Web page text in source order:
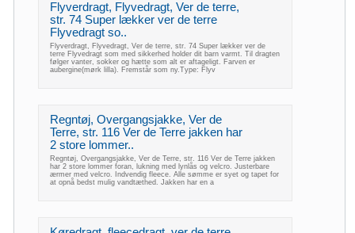
Flyverdragt, Flyvedragt, Ver de terre,
str. 74 Super lækker ver de terre
Flyvedragt so..
Flyverdragt, Flyvedragt, Ver de terre, str. 74 Super lækker ver de
terre Flyvedragt som med sikkerhed holder dit barn varmt. Til dragten
følger vanter, sokker og hætte som alt er aftageligt. Farven er
aubergine(mørk lilla). Fremstår som ny.Type: Flyv
Regntøj, Overgangsjakke, Ver de
Terre, str. 116 Ver de Terre jakken har
2 store lommer..
Regntøj, Overgangsjakke, Ver de Terre, str. 116 Ver de Terre jakken
har 2 store lommer foran, lukning med lynlås og velcro. Justerbare
ærmer med velcro. Indvendig fleece. Alle sømme er syet og tapet for
at opnå bedst mulig vandtæthed. Jakken har en a